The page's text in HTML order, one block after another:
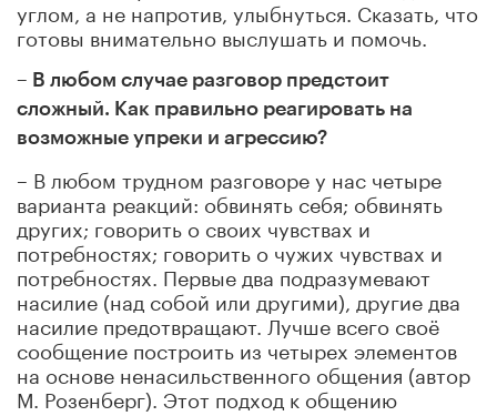
углом, а не напротив, улыбнуться. Сказать, что
готовы внимательно выслушать и помочь.
– В любом случае разговор предстоит
сложный. Как правильно реагировать на
возможные упреки и агрессию?
– В любом трудном разговоре у нас четыре
варианта реакций: обвинять себя; обвинять
других; говорить о своих чувствах и
потребностях; говорить о чужих чувствах и
потребностях. Первые два подразумевают
насилие (над собой или другими), другие два
насилие предотвращают. Лучше всего своё
сообщение построить из четырех элементов
на основе ненасильственного общения (автор
М. Розенберг). Этот подход к общению